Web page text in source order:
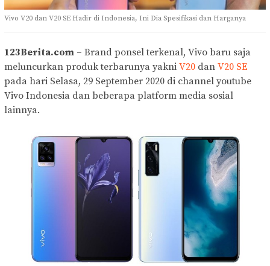
Vivo V20 dan V20 SE Hadir di Indonesia, Ini Dia Spesifikasi dan Harganya
123Berita.com – Brand ponsel terkenal, Vivo baru saja
meluncurkan produk terbarunya yakni V20 dan V20 SE
pada hari Selasa, 29 September 2020 di channel youtube
Vivo Indonesia dan beberapa platform media sosial
lainnya.